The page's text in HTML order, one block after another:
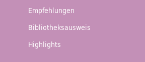
Empfehlungen
Bibliotheksausweis
Highlights